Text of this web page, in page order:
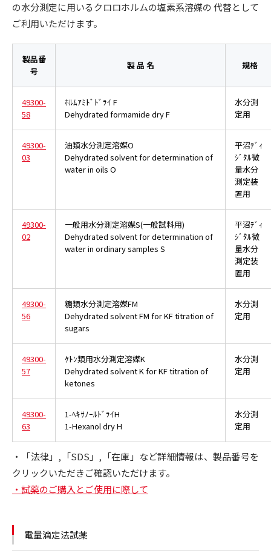
の水分測定に用いるクロロホルムの塩素系溶媒の 代替として
ご利用いただけます。
製品番
号
製 品 名 規格
49300-
58
ﾎﾙﾑｱﾐﾄﾞﾄﾞﾗｲ F
Dehydrated formamide dry F
水分測
定用
49300-
03
油類水分測定溶媒O
Dehydrated solvent for determination of
water in oils O
平沼ﾃﾞｨ
ｼﾞﾀﾙ微
量水分
測定装
置用
49300-
02
一般用水分測定溶媒S(一般試料用)
Dehydrated solvent for determination of
water in ordinary samples S
平沼ﾃﾞｨ
ｼﾞﾀﾙ微
量水分
測定装
置用
49300-
56
糖類水分測定溶媒FM
Dehydrated solvent FM for KF titration of
sugars
水分測
定用
49300-
57
ｹﾄﾝ類用水分測定溶媒K
Dehydrated solvent K for KF titration of
ketones
水分測
定用
49300-
63
1-ﾍｷｻﾉｰﾙﾄﾞﾗｲH
1-Hexanol dry H
水分測
定用
・「法律」,「SDS」,「在庫」など詳細情報は、製品番号を
クリックいただきご確認いただけます。
・試薬のご購入とご使用に際して
電量滴定法試薬